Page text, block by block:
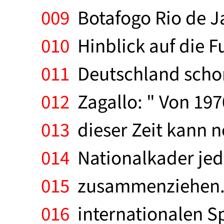
009 Botafogo Rio de
010 Hinblick auf die
011 Deutschland
012 Zagallo: " Von
013 dieser Zeit kann
014 Nationalkader
015
016 internationalen